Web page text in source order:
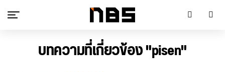
บทความที่เกี่ยวข้อง "pisen"